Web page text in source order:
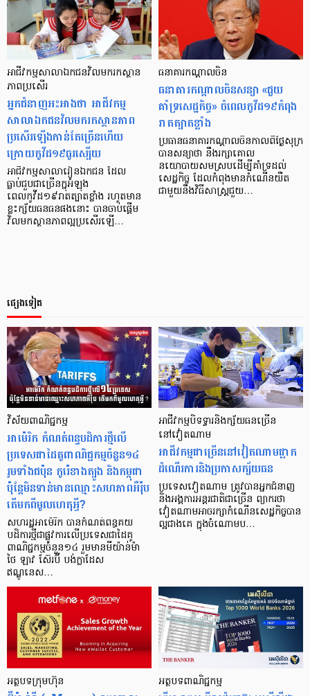
អាជីវកម្មសាលាឯកជនវិលមករកស្ថាន
ភាពប្រសើរ
អ្នកជំនាញអះអាងថា អាជីវកម្ម
សាលាឯកជនវិលមករកស្ថានភាព
ប្រសើរឡើងកាន់តែច្រើនហើយ
ក្រោយកូវីដ១៩ធូរស្បើយ
អាជីវកម្មសាលារៀនឯកជន ដែល
ធ្លាប់ជួបជាច្រើនក្នុអំឡុង
ពេលកូវីដ១៩រាតត្បាតខ្លាំង រហូតមាន
ខ្លះក្ស័យធនធនផងនោះ បានចាប់ផ្ដើម
វិលមកស្ថានភាពល្អប្រសើរឡើ…
ធនាគារកណ្តាលចិន
ធនាគារកណ្តាលចិនសន្យា «ជួយ
គាំទ្រសេដ្ឋកិច្ច» ចំពេលកូវីដ១៩កំពុង
រាតត្បាតខ្លាំង
ប្រធានធនាគារកណ្តាលចិនកាលពីថ្ងៃសុក្រ
បានសន្យាថា នឹងរក្សាគោល
នយោបាយសមស្របដើម្បីគាំទ្រដល់
សេដ្ឋកិច្ច ដែលកំពុងមានកំណើនយឺត
ជាមួយនឹងវិធីសាស្រ្តជួយ…
ផ្សេងទៀត
វិស័យពាណិជ្ជកម្ម
អាម៉េរិក កំណត់ពន្ធបដិការថ្មីលើ
ប្រទេសជាដៃគូពាណិជ្ជកម្មចំនួន១៤
រួមទាំងជប៉ុន កូរ៉េខាងត្បូង និងកម្ពុជា
ប៉ុន្ដែមិនទាន់មានឈ្មោះសហភាពអឺរ៉ុប
តើមកពីមូលហេតុអ្វី?
សហរដ្ឋអាម៉េរិក បានកំណត់ពន្ធគយ
បដិការថ្មីជាផ្លូវការលើប្រទេសជាដៃគូ
ពាណិជ្ជកម្មចំនួន១៤ រួមមានមីយ៉ាន់ម៉ា
ថៃ ឡាវ ស៊ែរប៊ី បង់ក្លាដែស
ឥណ្ឌូនេស…
អាជីវកម្ម​បិទទ្វារ​និងក្ស័យធន​ច្រើន
នៅវៀតណាម
អាជីវកម្ម​ជាច្រើន​នៅ​វៀតណាម​ផ្អាក​
ដំណើរការ​និង​ប្រកាស​ក្ស័យធន
ប្រទេស​វៀតណាម ត្រូវ​បាន​អ្នក​ជំនាញ
និង​អង្គការ​អន្តរជាតិ​ជាច្រើន ព្យាករថា
វៀតណាម​អាច​រក្សា​កំណើន​សេដ្ឋកិច្ច​បាន​
ល្អ​ជាង​គេ ក្នុង​ចំណោម​ប…
អត្ថបទក្រុមហ៊ុន អត្ថបទពាណិជ្ជកម្ម